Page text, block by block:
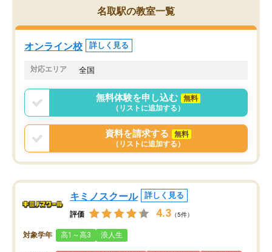
うちの子は、初回面談の講師の方で決
オンラインツールを使用した単語帳の
共有があり宿題もそちらで出される形
でした。
言う事で講師変更の申し出があり、あ
まりに短期での変更だった為、塾に通
う事にして退会しました。遅れも取り
戻せ、授業内容や講師の方は良かった
と思います。
くなってきたようなので
名取駅の教室一覧
オンライン校 詳しく見る
対応エリア 全国
無料体験を申し込む
無料
（リストに追加する）
資料を請求する
無料
（リストに追加する）
キミノスクール 詳しく見る
評価 4.3 （5件）
対象学年 高1～高3 浪人生